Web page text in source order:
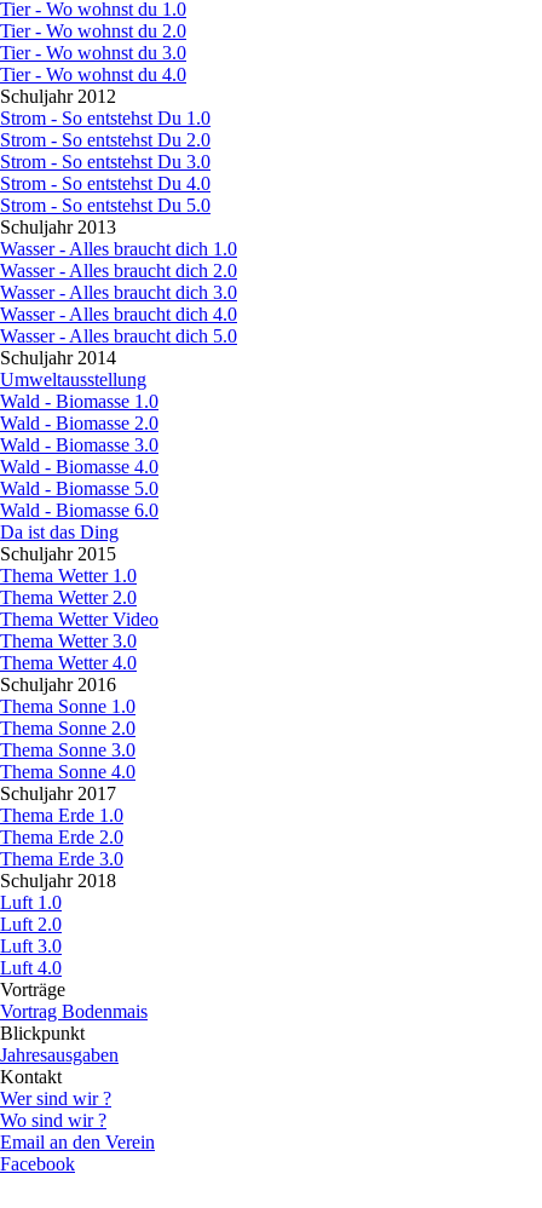
Tier - Wo wohnst du 1.0
Tier - Wo wohnst du 2.0
Tier - Wo wohnst du 3.0
Tier - Wo wohnst du 4.0
Schuljahr 2012
Strom - So entstehst Du 1.0
Strom - So entstehst Du 2.0
Strom - So entstehst Du 3.0
Strom - So entstehst Du 4.0
Strom - So entstehst Du 5.0
Schuljahr 2013
Wasser - Alles braucht dich 1.0
Wasser - Alles braucht dich 2.0
Wasser - Alles braucht dich 3.0
Wasser - Alles braucht dich 4.0
Wasser - Alles braucht dich 5.0
Schuljahr 2014
Umweltausstellung
Wald - Biomasse 1.0
Wald - Biomasse 2.0
Wald - Biomasse 3.0
Wald - Biomasse 4.0
Wald - Biomasse 5.0
Wald - Biomasse 6.0
Da ist das Ding
Schuljahr 2015
Thema Wetter 1.0
Thema Wetter 2.0
Thema Wetter Video
Thema Wetter 3.0
Thema Wetter 4.0
Schuljahr 2016
Thema Sonne 1.0
Thema Sonne 2.0
Thema Sonne 3.0
Thema Sonne 4.0
Schuljahr 2017
Thema Erde 1.0
Thema Erde 2.0
Thema Erde 3.0
Schuljahr 2018
Luft 1.0
Luft 2.0
Luft 3.0
Luft 4.0
Vorträge
Vortrag Bodenmais
Blickpunkt
Jahresausgaben
Kontakt
Wer sind wir ?
Wo sind wir ?
Email an den Verein
Facebook